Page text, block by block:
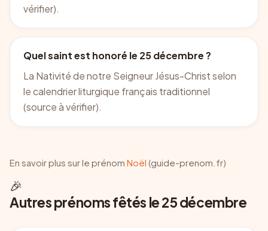
vérifier).
Quel saint est honoré le 25 décembre ?
La Nativité de notre Seigneur Jésus-Christ selon
le calendrier liturgique français traditionnel
(source à vérifier).
En savoir plus sur le prénom Noël (guide-prenom.fr)
🎉
Autres prénoms fêtés le 25 décembre